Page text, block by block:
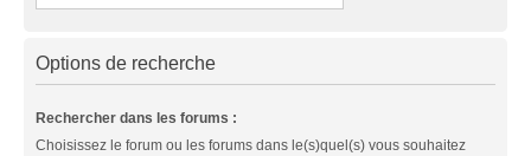
Options de recherche
Rechercher dans les forums :
Choisissez le forum ou les forums dans le(s)quel(s) vous souhaitez